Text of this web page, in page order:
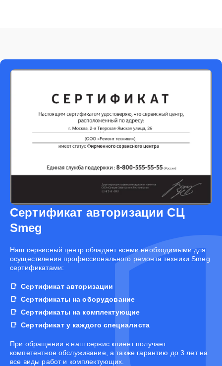
Сертификат авторизации СЦ
Smeg
Наш сервисный центр обладает всеми необходимыми для
осуществления профессионального ремонта техники Smeg
сертификатами:
Сертификат авторизации
Сертификаты на оборудование
Сертификаты на комплектующие
Сертификат у каждого специалиста
При обращении в наш сервис клиент получает
компетентное обслуживание, а также гарантию до 3 лет на
все виды работ и комплектующих.